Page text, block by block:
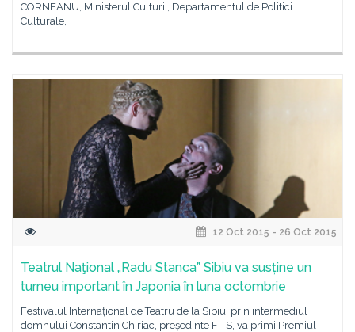
CORNEANU, Ministerul Culturii, Departamentul de Politici
Culturale,
12 Oct 2015 - 26 Oct 2015
Teatrul Naţional „Radu Stanca” Sibiu va susține un
turneu important în Japonia în luna octombrie
Festivalul Internațional de Teatru de la Sibiu, prin intermediul
domnului Constantin Chiriac, președinte FITS, va primi Premiul